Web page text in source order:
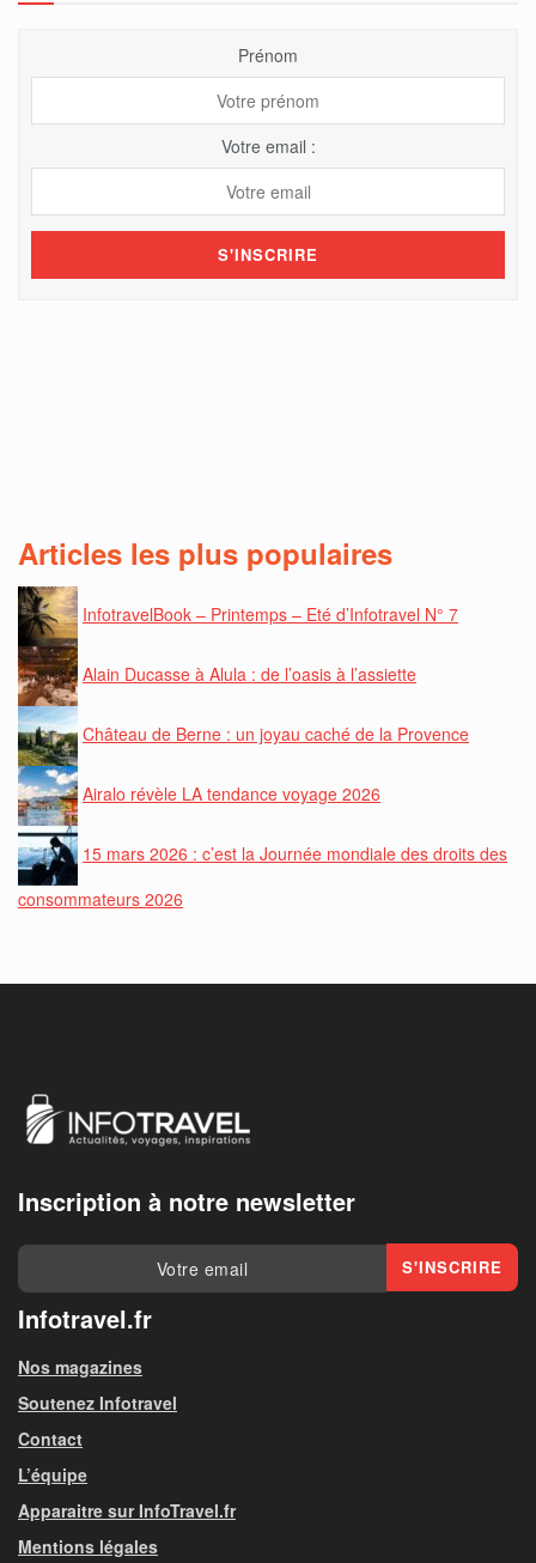
Prénom
Votre email :
Articles les plus populaires
InfotravelBook – Printemps – Eté d’Infotravel N° 7
Alain Ducasse à Alula : de l’oasis à l’assiette
Château de Berne : un joyau caché de la Provence
Airalo révèle LA tendance voyage 2026
15 mars 2026 : c’est la Journée mondiale des droits des
consommateurs 2026
Inscription à notre newsletter
Infotravel.fr
Nos magazines
Soutenez Infotravel
Contact
L’équipe
Apparaitre sur InfoTravel.fr
Mentions légales